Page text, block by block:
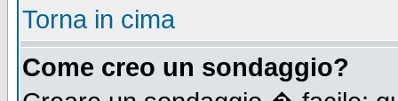
Torna in cima
Come creo un sondaggio?